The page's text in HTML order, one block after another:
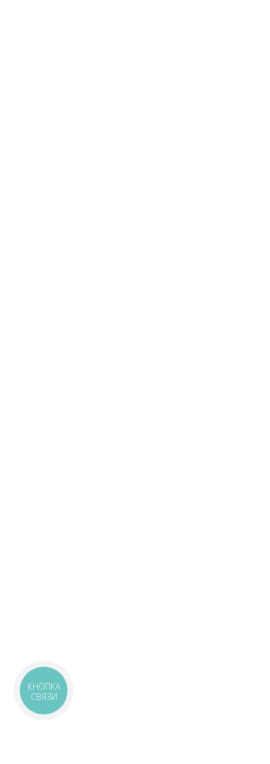
КНОПКА
СВЯЗИ